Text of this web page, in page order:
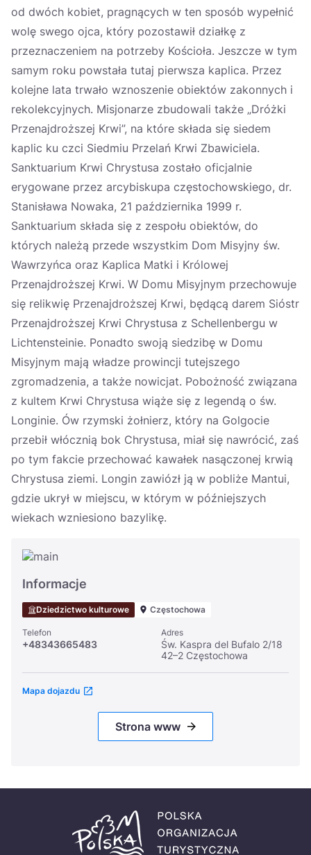
od dwóch kobiet, pragnących w ten sposób wypełnić
wolę swego ojca, który pozostawił działkę z
przeznaczeniem na potrzeby Kościoła. Jeszcze w tym
samym roku powstała tutaj pierwsza kaplica. Przez
kolejne lata trwało wznoszenie obiektów zakonnych i
rekolekcyjnych. Misjonarze zbudowali także „Dróżki
Przenajdroższej Krwi”, na które składa się siedem
kaplic ku czci Siedmiu Przelań Krwi Zbawiciela.
Sanktuarium Krwi Chrystusa zostało oficjalnie
erygowane przez arcybiskupa częstochowskiego, dr.
Stanisława Nowaka, 21 października 1999 r.
Sanktuarium składa się z zespołu obiektów, do
których należą przede wszystkim Dom Misyjny św.
Wawrzyńca oraz Kaplica Matki i Królowej
Przenajdroższej Krwi. W Domu Misyjnym przechowuje
się relikwię Przenajdroższej Krwi, będącą darem Sióstr
Przenajdroższej Krwi Chrystusa z Schellenbergu w
Lichtensteinie. Ponadto swoją siedzibę w Domu
Misyjnym mają władze prowincji tutejszego
zgromadzenia, a także nowicjat. Pobożność związana
z kultem Krwi Chrystusa wiąże się z legendą o św.
Longinie. Ów rzymski żołnierz, który na Golgocie
przebił włócznią bok Chrystusa, miał się nawrócić, zaś
po tym fakcie przechować kawałek nasączonej krwią
Chrystusa ziemi. Longin zawiózł ją w pobliże Mantui,
gdzie ukrył w miejscu, w którym w późniejszych
wiekach wzniesiono bazylikę.
Informacje
Dziedzictwo kulturowe Częstochowa
Telefon
+48343665483
Adres
Św. Kaspra del Bufalo 2/18
42–2 Częstochowa
Mapa dojazdu
Strona www